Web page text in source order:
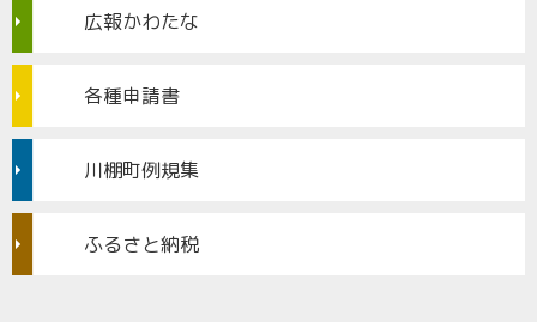
広報かわたな
各種申請書
川棚町例規集
ふるさと納税